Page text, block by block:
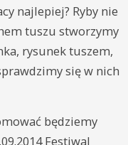
najlepiej? Ryby nie
tuszu stworzymy
rysunek tuszem,
się w nich
będziemy
Festiwal